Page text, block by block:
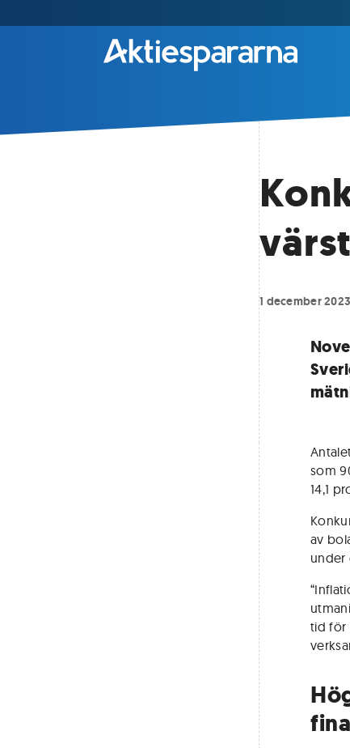
1 december 2023
som
14,1
av
under
tid för